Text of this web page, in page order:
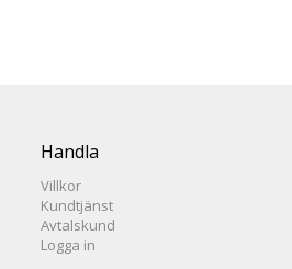
Handla
Villkor
Kundtjänst
Avtalskund
Logga in